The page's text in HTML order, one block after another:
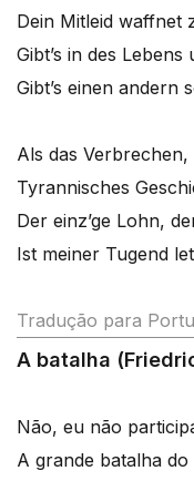
Dein Mitleid waffnet
Gibt’s in des
Gibt’s einen andern
Als das
Tyrannisches
Der einz’ge Lohn,
Ist meiner Tugend
Tradução para
A batalha
Não, eu não
A grande batalha do